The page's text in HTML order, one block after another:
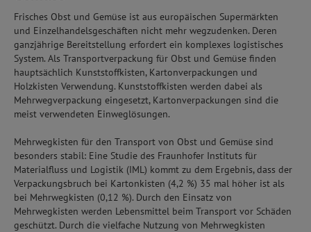
Frisches Obst und Gemüse ist aus europäischen Supermärkten
und Einzelhandelsgeschäften nicht mehr wegzudenken. Deren
ganzjährige Bereitstellung erfordert ein komplexes logistisches
System. Als Transportverpackung für Obst und Gemüse finden
hauptsächlich Kunststoffkisten, Kartonverpackungen und
Holzkisten Verwendung. Kunststoffkisten werden dabei als
Mehrwegverpackung eingesetzt, Kartonverpackungen sind die
meist verwendeten Einweglösungen.
Mehrwegkisten für den Transport von Obst und Gemüse sind
besonders stabil: Eine Studie des Fraunhofer Instituts für
Materialfluss und Logistik (IML) kommt zu dem Ergebnis, dass der
Verpackungsbruch bei Kartonkisten (4,2 %) 35 mal höher ist als
bei Mehrwegkisten (0,12 %). Durch den Einsatz von
Mehrwegkisten werden Lebensmittel beim Transport vor Schäden
geschützt. Durch die vielfache Nutzung von Mehrwegkisten